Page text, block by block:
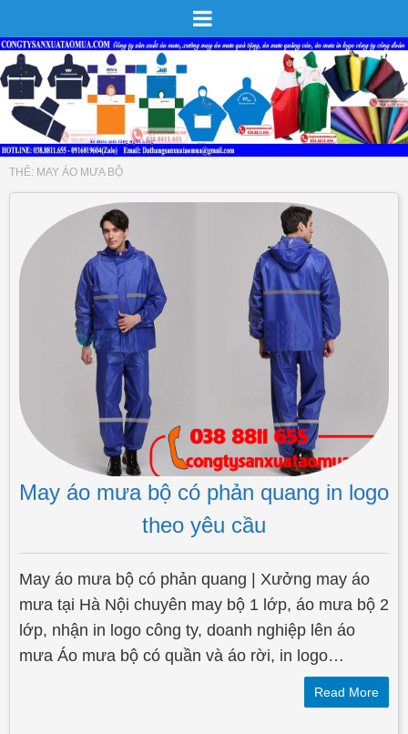
THẺ: MAY ÁO MƯA BỘ
May áo mưa bộ có phản quang in logo
theo yêu cầu
May áo mưa bộ có phản quang | Xưởng may áo
mưa tại Hà Nội chuyên may bộ 1 lớp, áo mưa bộ 2
lớp, nhận in logo công ty, doanh nghiệp lên áo
mưa Áo mưa bộ có quần và áo rời, in logo…
Read More